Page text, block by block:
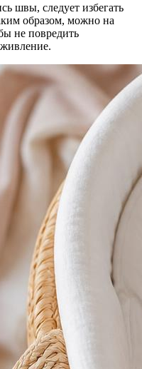
швы, следует избегать
образом, можно на
не повредить